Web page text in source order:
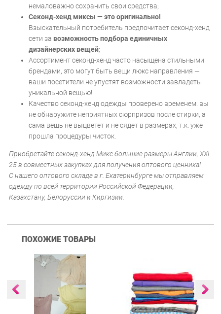
немаловажно сохранить свои средства;
Секонд-хенд миксы — это оригинально!
Взыскательный потребитель предпочитает секонд-хенд
сети за возможность подбора единичных
дизайнерских вещей;
Ассортимент секонд-хенд часто насыщена стильными
брендами, это могут быть вещи люкс направления —
ваши посетители не упустят возможности завладеть
уникальной вещью!
Качество секонд-хенд одежды проверено временем. вы
не обнаружите неприятных сюрпризов после стирки, а
сама вещь не выцветет и не сядет в размерах, т.к. уже
прошла процедуры чисток.
Приобретайте секонд-хенд Микс большие размеры Англии, XXL
25 в совместных закупках для получения оптового ценника!
С нашего оптового склада в г. Екатеринбурге мы отправляем
одежду по всей территории Российской Федерации,
Казахстану, Белоруссии и Киргизии.
ПОХОЖИЕ ТОВАРЫ